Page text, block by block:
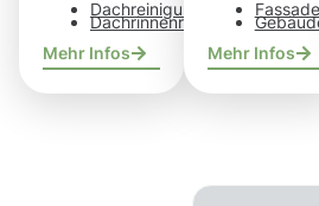
Dachreinigung
Dachrinnenreinigung
Mehr Infos
Mehr Infos